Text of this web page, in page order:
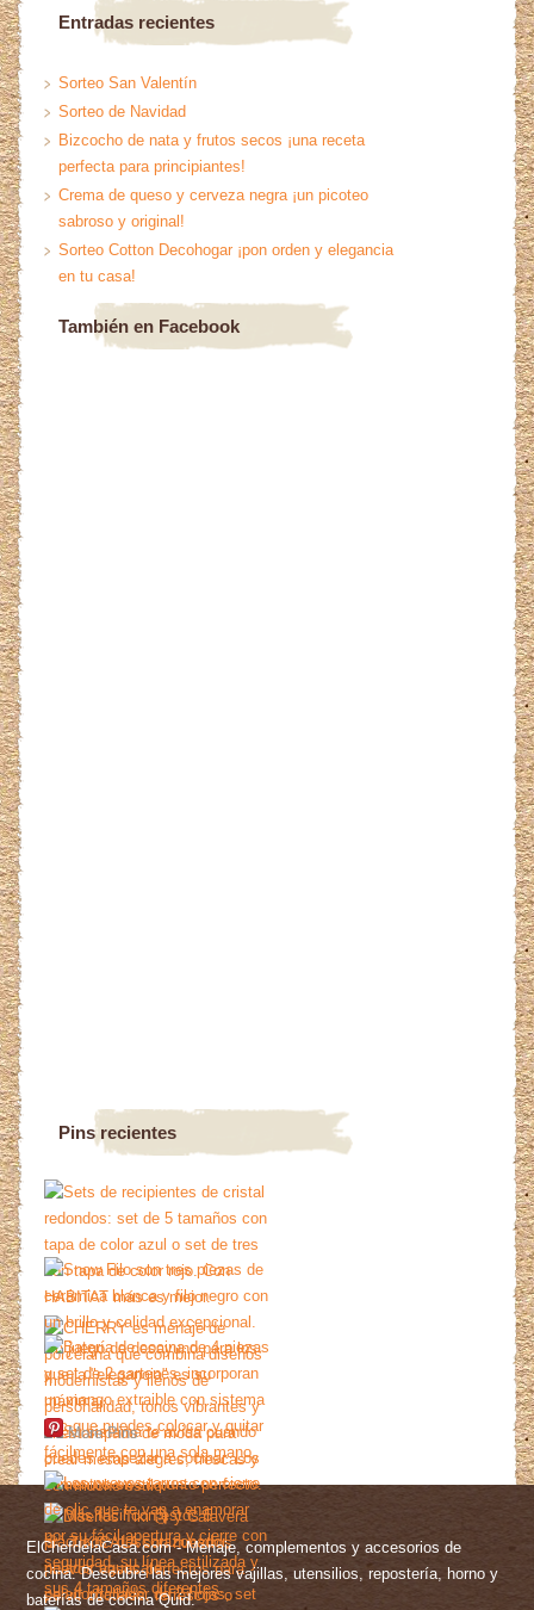
Entradas recientes
Sorteo San Valentín
Sorteo de Navidad
Bizcocho de nata y frutos secos ¡una receta
perfecta para principiantes!
Crema de queso y cerveza negra ¡un picoteo
sabroso y original!
Sorteo Cotton Decohogar ¡pon orden y elegancia
en tu casa!
También en Facebook
Pins recientes
More Pins
ElChefdelaCasa.com - Menaje, complementos y accesorios de
cocina. Descubre las mejores vajillas, utensilios, repostería, horno y
baterías de cocina Quid.